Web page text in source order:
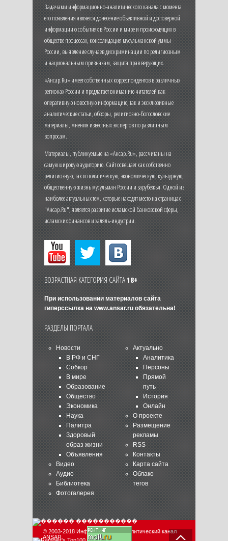
Задачами информационно-аналитического канала с момента
его появления является донесение объективной и достоверной
информации о событиях в России и мире и происходящих в
обществе процессах, консолидация мусульманской уммы
России, выявление случаев дискриминации по религиозным
и национальным признакам, защита прав верующих.
«Ансар.Ru» имеет собственных корреспондентов в различных
регионах России и предлагает вниманию читателей как
оперативную новостную информацию, так и эксклюзивные
аналитические статьи, обзоры, религиозно-богословские
материалы, мнения известных экспертов по различным
вопросам.
Материалы, публикуемые на «Ансар.Ru», рассчитаны на
самую широкую аудиторию. Сайт освещает как собственно
религиозную, так и политическую, экономическую, культурную,
общественную жизнь мусульман России и зарубежья. Одной из
наиболее актуальных тем, которые находят место на страницах
"Ансар.Ru", является развитие исламской банковской сферы,
исламских финансов и халяль-индустрии.
ВОЗРАСТНАЯ КАТЕГОРИЯ САЙТА18+
При использовании материалов сайта
гиперссылка на www.ansar.ruобязательна!
РАЗДЕЛЫ ПОРТАЛА
Новости
В РФ и СНГ
Собкор
В мире
Образование
Общество
Экономика
Наука
Палитра
Здоровый
образ жизни
Объявления
Видео
Аудио
Библиотека
Фотогалерея
Актуально
Аналитика
Персоны
Прямой
путь
История
Онлайн
О проекте
Размещение
рекламы
RSS
Контакты
Карта сайта
Облако
тегов
© 2003-2018 Информационно-аналитический канал
ANSAR